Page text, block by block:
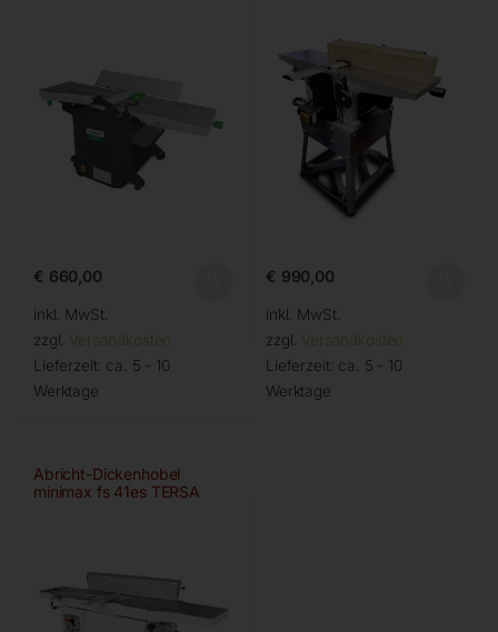
€ 660,00
inkl. MwSt.
zzgl. Versandkosten
Lieferzeit: ca. 5 - 10
Werktage
€ 990,00
inkl. MwSt.
zzgl. Versandkosten
Lieferzeit: ca. 5 - 10
Werktage
Abricht-Dickenhobel
minimax fs 41es TERSA